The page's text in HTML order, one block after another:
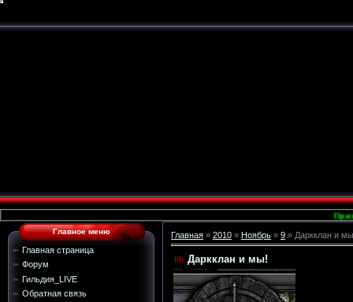
Приветствую
Главное меню
Главная страница
Форум
Гильдия_LIVE
Обратная связь
Главная » 2010 » Ноябрь » 9 » Даркклан и
Даркклан и мы!